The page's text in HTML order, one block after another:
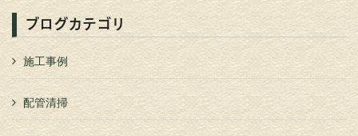
ブログカテゴリ
施工事例
配管清掃